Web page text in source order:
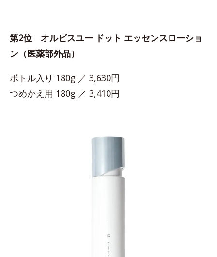
第2位 オルビスユー ドット エッセンスローショ
ン（医薬部外品）
ボトル入り 180g ／ 3,630円
つめかえ用 180g ／ 3,410円